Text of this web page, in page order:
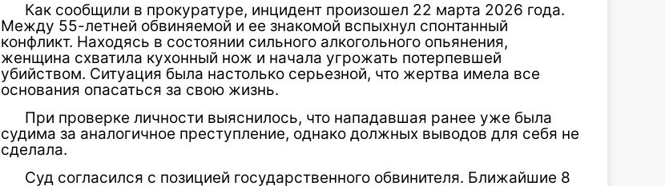
Как сообщили в прокуратуре, инцидент произошел 22 марта 2026 года.
Между 55-летней обвиняемой и ее знакомой вспыхнул спонтанный
конфликт. Находясь в состоянии сильного алкогольного опьянения,
женщина схватила кухонный нож и начала угрожать потерпевшей
убийством. Ситуация была настолько серьезной, что жертва имела все
основания опасаться за свою жизнь.
При проверке личности выяснилось, что нападавшая ранее уже была
судима за аналогичное преступление, однако должных выводов для себя не
сделала.
Суд согласился с позицией государственного обвинителя. Ближайшие 8